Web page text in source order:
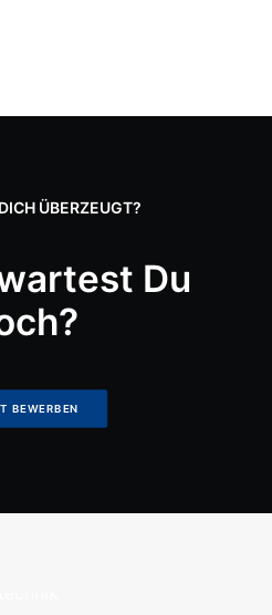
im SHK Handwerk
ÜBERZEUGT?
Du
BEWERBEN